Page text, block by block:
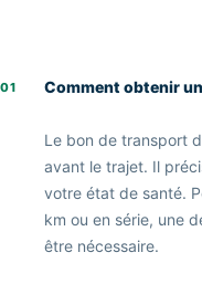
01 Comment obtenir
Le bon de transport
avant le trajet. Il
votre état de santé.
km ou en série, une
être nécessaire.